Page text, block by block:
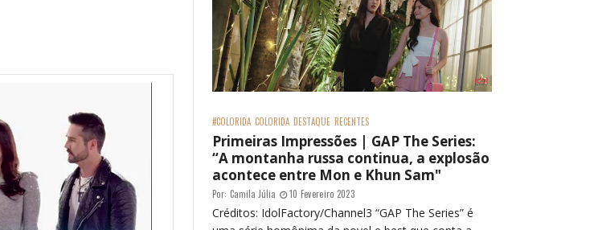
#COLORIDA COLORIDA DESTAQUE RECENTES
Primeiras Impressões | GAP The Series:
“A montanha russa continua, a explosão
acontece entre Mon e Khun Sam"
Por: Camila Júlia 10 Fevereiro 2023
Créditos: IdolFactory/Channel3 “GAP The Series” é